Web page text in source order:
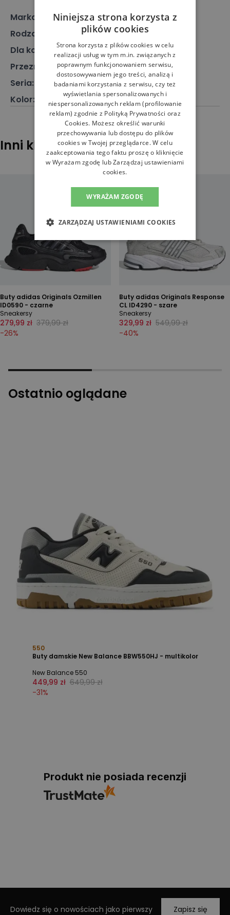
Marka
New Balance
Rodzaj
Obuwie, Sneakersy
Dla kogo
Dla niej
Przeznaczenie:Buty klasyczne
Seria:
Kolor: Multikolor
Inni klienci sprawdzali również
Buty adidas Originals Ozmillen
ID0590 - czarne
Sneakersy
279,99 zł 379,99 zł
-26%
Buty adidas Originals Response
CL ID4290 - szare
Sneakersy
329,99 zł 549,99 zł
-40%
Ostatnio oglądane
550
Buty damskie New Balance BBW550HJ - multikolor
New Balance 550
449,99 zł 649,99 zł
-31%
Produkt nie posiada recenzji
Dowiedz się o nowościach jako pierwszy Zapisz się
Niniejsza strona korzysta z
plików cookies
Strona korzysta z plików cookies w celu
realizacji usług w tym m.in. związanych z
poprawnym funkcjonowaniem serwisu,
dostosowywaniem jego treści, analizą i
badaniami korzystania z serwisu, czy też
wyświetlania spersonalizowanych i
niespersonalizowanych reklam (profilowanie
reklam) zgodnie z Polityką Prywatności oraz
Cookies. Możesz określić warunki
przechowywania lub dostępu do plików
cookies w Twojej przeglądarce. W celu
zaakceptowania tego faktu proszę o kliknięcie
w Wyrażam zgodę lub Zarządzaj ustawieniami
cookies.
WYRAŻAM ZGODĘ
ZARZĄDZAJ USTAWIENIAMI COOKIES